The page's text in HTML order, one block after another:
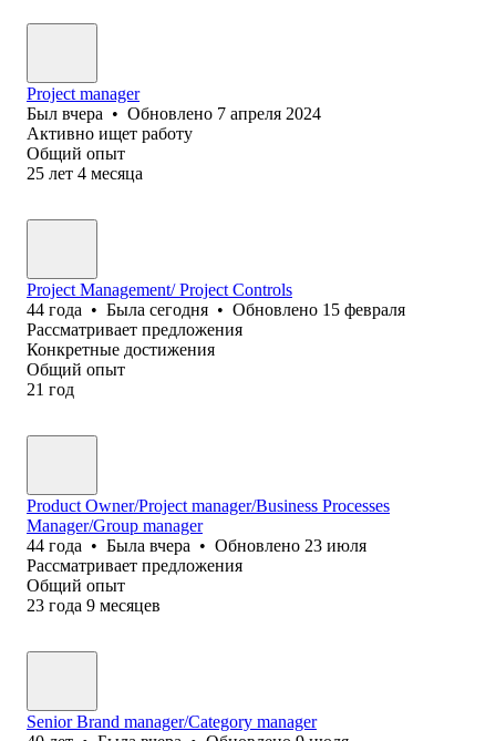
Project manager
Был вчера • Обновлено 7 апреля 2024
Активно ищет работу
Общий опыт
25 лет 4 месяца
Project Management/ Project Controls
44 года • Была сегодня • Обновлено 15 февраля
Рассматривает предложения
Конкретные достижения
Общий опыт
21 год
Product Owner/Project manager/Business Processes
Manager/Group manager
44 года • Была вчера • Обновлено 23 июля
Рассматривает предложения
Общий опыт
23 года 9 месяцев
Senior Brand manager/Category manager